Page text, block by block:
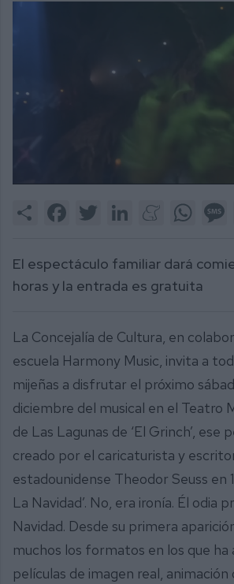
1
Share FacebookTwitter LinkedInMeneame
El espectáculo familiar dará
horas y la entrada es gratuita
La Concejalía de Cultura, en
escuela Harmony Music, invita a
mijeñas a disfrutar el próximo
diciembre del musical en el Teatro
de Las Lagunas de ‘El Grinch’, ese
creado por el caricaturista y
estadounidense Theodor Seuss en
La Navidad’. No, era ironía. Él odia
Navidad. Desde su primera
muchos los formatos en los que ha
películas de imagen real, animación